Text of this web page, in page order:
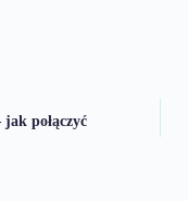
połączyć